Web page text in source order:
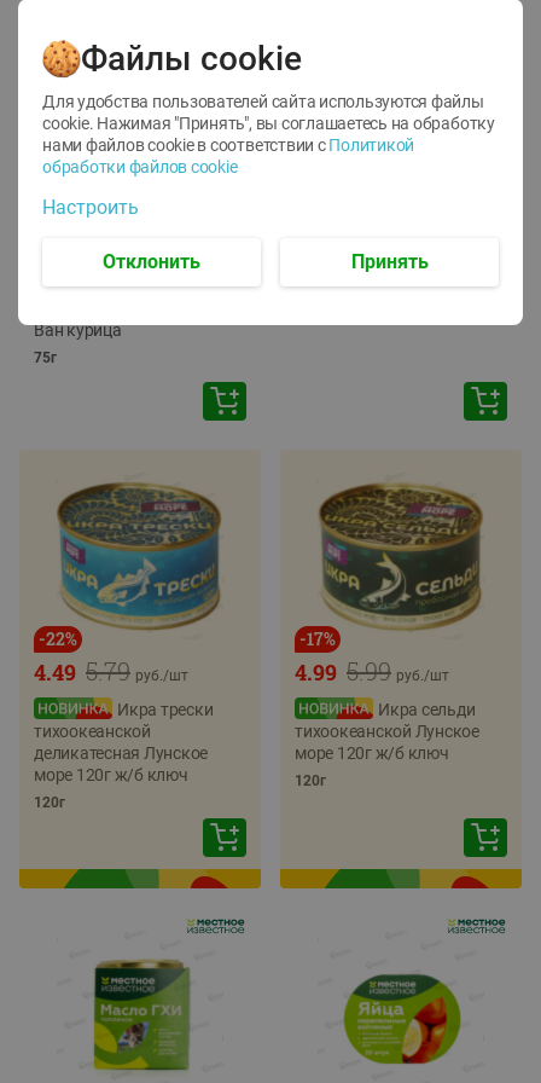
12
1.05 руб./
руб./шт
Корм влаж. для кош. с
Ван курица
75г
ТОФУ Vegetus ТВЕРДЫЙ
-22%
5.79
4.49 руб./шт
Икра трески
тихоокеанской
деликатесная Лунское
море 120г ж/б ключ
120г
-17%
5.99
4.99 руб./шт
Икра сельди
тихоокеанской Лунское
море 120г ж/б ключ
120г
Файлы cookie
Для удобства пользователей сайта используются файлы
cookie. Нажимая "Принять", вы соглашаетесь на обработку
нами файлов cookie в соответствии с Политикой
обработки файлов cookie
Настроить
Отклонить Принять